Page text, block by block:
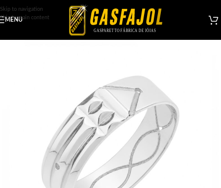
Skip to navigation
Skip to main content
MENU